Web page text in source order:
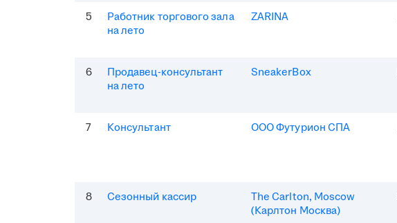
5
Работник торгового зала
на лето
ZARINA
6
Продавец-консультант
на лето
SneakerBox
7 Консультант ООО Футурион СПА
8 Сезонный кассир
The Carlton, Moscow
(Карлтон Москва)